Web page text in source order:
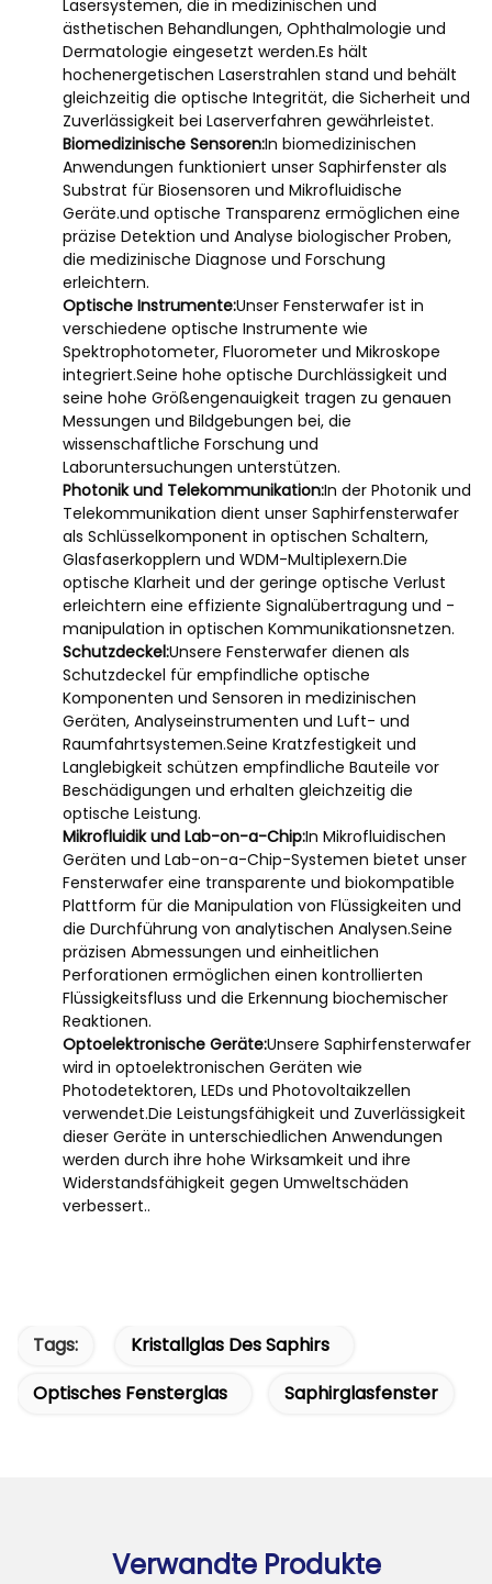
Lasersystemen, die in medizinischen und
ästhetischen Behandlungen, Ophthalmologie und
Dermatologie eingesetzt werden.Es hält
hochenergetischen Laserstrahlen stand und behält
gleichzeitig die optische Integrität, die Sicherheit und
Zuverlässigkeit bei Laserverfahren gewährleistet.
Biomedizinische Sensoren:In biomedizinischen
Anwendungen funktioniert unser Saphirfenster als
Substrat für Biosensoren und Mikrofluidische
Geräte.und optische Transparenz ermöglichen eine
präzise Detektion und Analyse biologischer Proben,
die medizinische Diagnose und Forschung
erleichtern.
Optische Instrumente:Unser Fensterwafer ist in
verschiedene optische Instrumente wie
Spektrophotometer, Fluorometer und Mikroskope
integriert.Seine hohe optische Durchlässigkeit und
seine hohe Größengenauigkeit tragen zu genauen
Messungen und Bildgebungen bei, die
wissenschaftliche Forschung und
Laboruntersuchungen unterstützen.
Photonik und Telekommunikation:In der Photonik und
Telekommunikation dient unser Saphirfensterwafer
als Schlüsselkomponent in optischen Schaltern,
Glasfaserkopplern und WDM-Multiplexern.Die
optische Klarheit und der geringe optische Verlust
erleichtern eine effiziente Signalübertragung und -
manipulation in optischen Kommunikationsnetzen.
Schutzdeckel:Unsere Fensterwafer dienen als
Schutzdeckel für empfindliche optische
Komponenten und Sensoren in medizinischen
Geräten, Analyseinstrumenten und Luft- und
Raumfahrtsystemen.Seine Kratzfestigkeit und
Langlebigkeit schützen empfindliche Bauteile vor
Beschädigungen und erhalten gleichzeitig die
optische Leistung.
Mikrofluidik und Lab-on-a-Chip:In Mikrofluidischen
Geräten und Lab-on-a-Chip-Systemen bietet unser
Fensterwafer eine transparente und biokompatible
Plattform für die Manipulation von Flüssigkeiten und
die Durchführung von analytischen Analysen.Seine
präzisen Abmessungen und einheitlichen
Perforationen ermöglichen einen kontrollierten
Flüssigkeitsfluss und die Erkennung biochemischer
Reaktionen.
Optoelektronische Geräte:Unsere Saphirfensterwafer
wird in optoelektronischen Geräten wie
Photodetektoren, LEDs und Photovoltaikzellen
verwendet.Die Leistungsfähigkeit und Zuverlässigkeit
dieser Geräte in unterschiedlichen Anwendungen
werden durch ihre hohe Wirksamkeit und ihre
Widerstandsfähigkeit gegen Umweltschäden
verbessert..
Tags:
Kristallglas Des Saphirs
Optisches Fensterglas
Saphirglasfenster
Verwandte Produkte